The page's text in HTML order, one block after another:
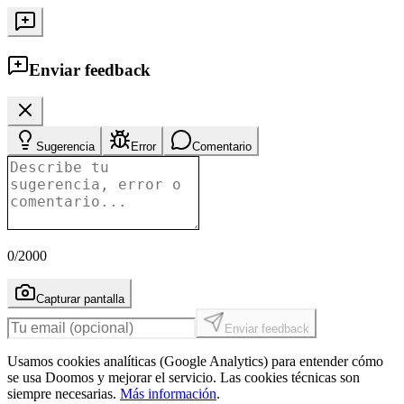
Enviar feedback
Sugerencia Error Comentario
0/2000
Capturar pantalla
Enviar feedback
Usamos cookies analíticas (Google Analytics) para entender cómo
se usa Doomos y mejorar el servicio. Las cookies técnicas son
siempre necesarias. Más información.